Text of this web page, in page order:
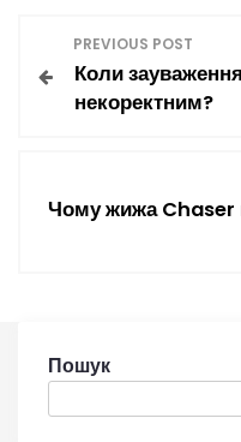
PREVIOUS POST
Коли
некоректним?
Чому жижа Chaser
Пошук